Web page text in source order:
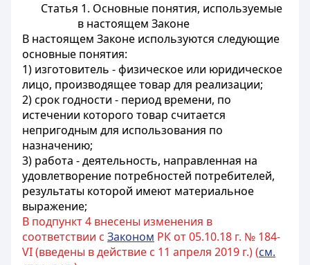
Статья 1. Основные понятия, используемые
в настоящем Законе
В настоящем Законе используются следующие
основные понятия:
1) изготовитель - физическое или юридическое
лицо, производящее товар для реализации;
2) срок годности - период времени, по
истечении которого товар считается
непригодным для использования по
назначению;
3) работа - деятельность, направленная на
удовлетворение потребностей потребителей,
результаты которой имеют материальное
выражение;
В подпункт 4 внесены изменения в
соответствии с Законом РК от 05.10.18 г. № 184-
VI (введены в действие с 11 апреля 2019 г.) (см.